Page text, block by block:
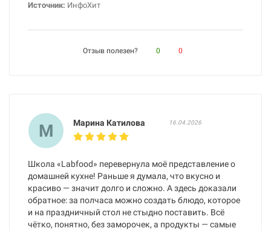
Источник: ИнфоХит
Отзыв полезен? 0 0
М Марина Катилова 16.04.2026
Школа «Labfood» перевернула моё представление о
домашней кухне! Раньше я думала, что вкусно и
красиво — значит долго и сложно. А здесь доказали
обратное: за полчаса можно создать блюдо, которое
и на праздничный стол не стыдно поставить. Всё
чётко, понятно, без заморочек, а продукты — самые